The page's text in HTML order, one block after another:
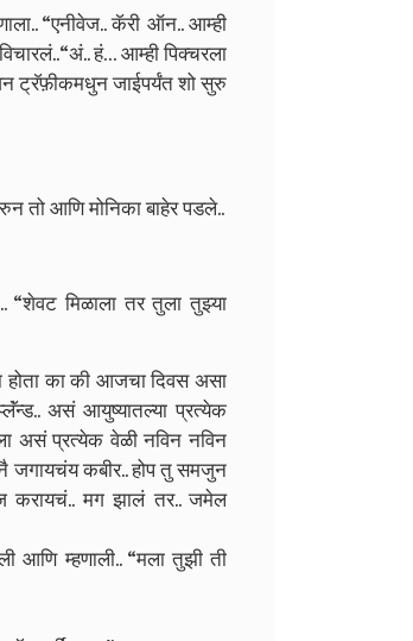
“एनीवेज.. कॅरी ऑन.. आम्ही
“अं.. हं… आम्ही पिक्चरला
ट्रॅफ़ीकमधुन जाईपर्यंत शो सुरु
तो आणि मोनिका बाहेर पडले..
“शेवट मिळाला तर तुला तुझ्या
होता का की आजचा दिवस असा
असं आयुष्यातल्या प्रत्येक
असं प्रत्येक वेळी नविन नविन
जगायचंय कबीर.. होप तु समजुन
करायचं.. मग झालं तर.. जमेल
आणि म्हणाली.. “मला तुझी ती